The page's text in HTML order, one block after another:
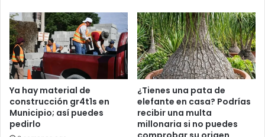
Ya hay material de
construcción gr4t1s en
Municipio; así puedes
pedirlo
¿Tienes una pata de
elefante en casa? Podrías
recibir una multa
millonaria si no puedes